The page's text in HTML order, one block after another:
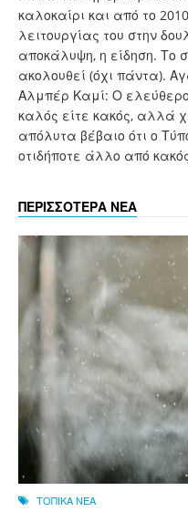
καλοκαίρι και από το
λειτουργίας του στην
αποκάλυψη, η είδηση. Το
ακολουθεί (όχι πάντα).
Αλμπέρ Καμί: Ο
καλός είτε κακός, αλλά
απόλυτα βέβαιο ότι ο
οτιδήποτε άλλο από
ΠΕΡΙΣΣΟΤΕΡΑ ΝΕΑ
ΤΟΠΙΚΑ ΝΕΑ